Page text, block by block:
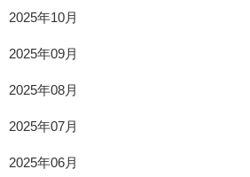
2025年10月
2025年09月
2025年08月
2025年07月
2025年06月